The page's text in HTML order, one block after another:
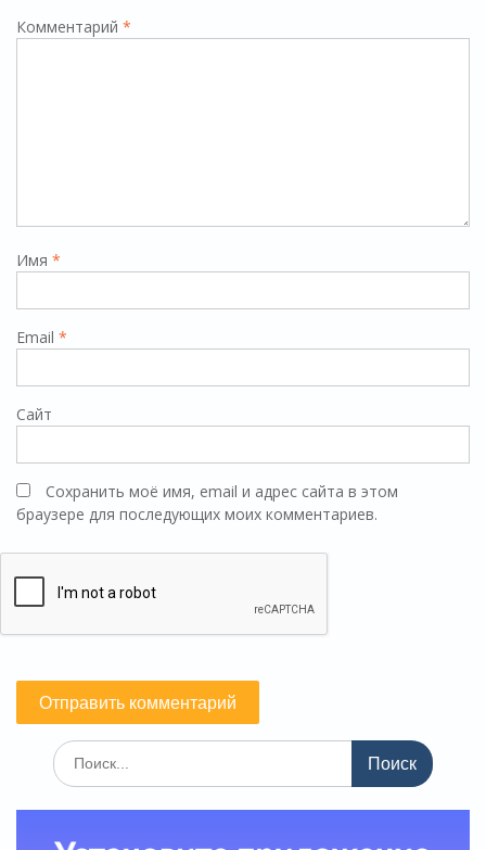
Комментарий *
Имя *
Email *
Сайт
Сохранить моё имя, email и адрес сайта в этом
браузере для последующих моих комментариев.
Поиск
по: